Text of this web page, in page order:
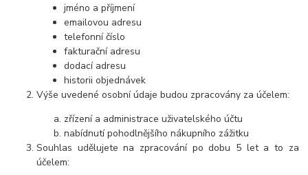
jméno a příjmení
emailovou adresu
telefonní číslo
fakturační adresu
dodací adresu
historii objednávek
Výše uvedené osobní údaje budou zpracovány za účelem:
zřízení a administrace uživatelského účtu
nabídnutí pohodlnějšího nákupního zážitku
Souhlas udělujete na zpracování po dobu 5 let a to za
účelem: